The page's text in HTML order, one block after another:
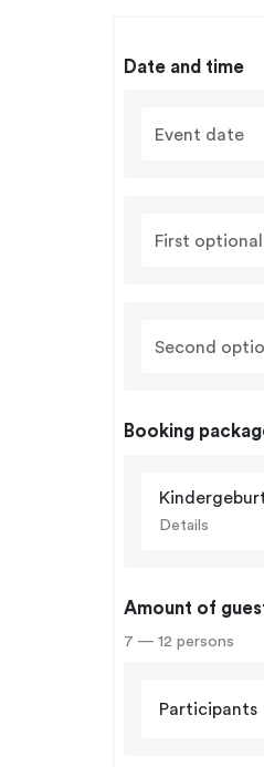
Date and time
Event date
First
Second
Booking
Details
Amount of
7 — 12 persons
Participants